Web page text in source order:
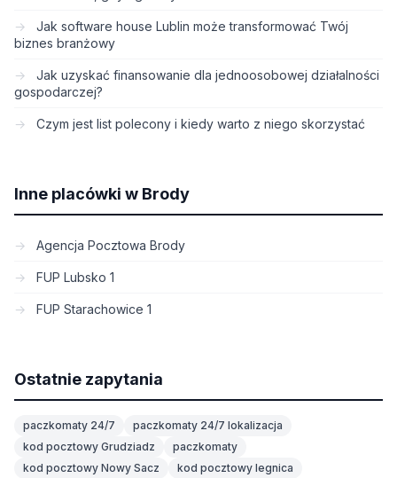
Jak software house Lublin może transformować Twój
biznes branżowy
Jak uzyskać finansowanie dla jednoosobowej działalności
gospodarczej?
Czym jest list polecony i kiedy warto z niego skorzystać
Inne placówki w Brody
Agencja Pocztowa Brody
FUP Lubsko 1
FUP Starachowice 1
Ostatnie zapytania
paczkomaty 24/7
paczkomaty 24/7 lokalizacja
kod pocztowy Grudziadz
paczkomaty
kod pocztowy Nowy Sacz
kod pocztowy legnica